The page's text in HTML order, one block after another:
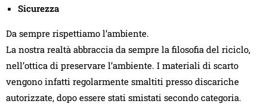
Sicurezza
Da sempre rispettiamo l’ambiente.
La nostra realtà abbraccia da sempre la filosofia del riciclo,
nell’ottica di preservare l’ambiente. I materiali di scarto
vengono infatti regolarmente smaltiti presso discariche
autorizzate, dopo essere stati smistati secondo categoria.